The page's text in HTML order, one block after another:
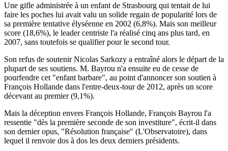
Une gifle administrée à un enfant de Strasbourg qui tentait de lui
faire les poches lui avait valu un solide regain de popularité lors de
sa première tentative élyséenne en 2002 (6,8%). Mais son meilleur
score (18,6%), le leader centriste l'a réalisé cinq ans plus tard, en
2007, sans toutefois se qualifier pour le second tour.
Son refus de soutenir Nicolas Sarkozy a entraîné alors le départ de la
plupart de ses soutiens. M. Bayrou n'a ensuite eu de cesse de
pourfendre cet "enfant barbare", au point d'annoncer son soutien à
François Hollande dans l'entre-deux-tour de 2012, après un score
décevant au premier (9,1%).
Mais la déception envers François Hollande, François Bayrou l'a
ressentie "dès la première seconde de son investiture", écrit-il dans
son dernier opus, "Résolution française" (L'Observatoire), dans
lequel il renvoie dos à dos les deux derniers présidents.